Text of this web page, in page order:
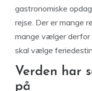
gastronomiske
rejse. Der er mange
mange vælger derfor
skal vælge
Verden har
på